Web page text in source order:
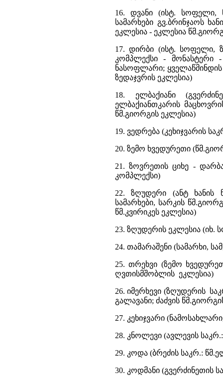
16. დვანი (ისტ. სოფელი,
სამარხები გვ.ბრინჯაოს
ეკლესია - ეკლესია
17. დირბი (ისტ. სოფელი,
კომპლექსი - მონასტერი
ნასოფლარი; ყველაწმინდის
ზედაჯვრის ეკლესია)
18. ელბაქიანი
ელბაქიანთკარის
წმ.გიორგის ეკლესია)
19. ვედრება (კეხიჯვარის
20. ზემო ხვედურეთი
21. ზოვრეთის ციხე -
კომპლექსი)
22. ზღუდერი (ანტ ხანის
სამარხები, სარკის
წმ.კვირიკეს ეკლესია)
23. ზღუდერის ეკლესია
24. თამარაშენი (სამარხი,
25. თრეხვი (ზემო
ღვთისმშობლის ეკლესია)
26. იმერხევი (ზღუდერის
გალავანი; ძაძვის
27. კეხიჯვარი
28. კნოლევი (ავლევის
29. კოდა (ბრეძის საკრ.:
30. კოდმანი (გვერძინეთის